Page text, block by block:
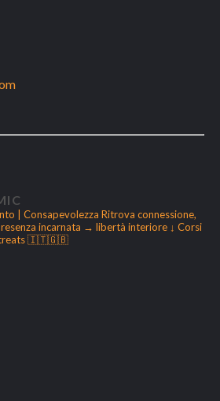
| Consapevolezza Ritrova connessione,
incarnata → libertà interiore ↓ Corsi
🇮🇹🇬🇧